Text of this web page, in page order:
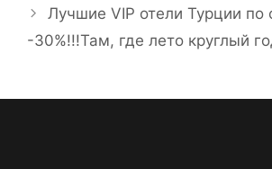
Лучшие VIP отели Турции по
-30%!!!Там, где лето круглый